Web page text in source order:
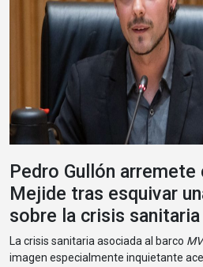
Pedro Gullón
Mejide tras esquivar
sobre la crisis
La crisis sanitaria asociada al barco
imagen especialmente inquietante